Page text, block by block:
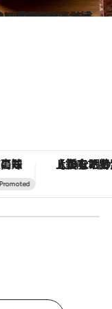
ット法＆39種類のダイエットの中で「やってよかったもの」3つ
ティ＆ヘルス
を呼ぶ郷土の味 【銀座で出合う最旬美容】美髪ケアや上質